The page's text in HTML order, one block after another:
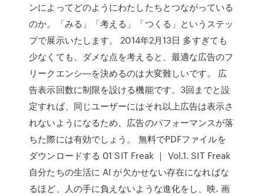
ンによってどのようにわたしたちとつながっている
のか。「みる」「考える」「つくる」というステッ
プで展示いたします。 2014年2月13日 多すぎても
少なくても、ダメな点を考えると、最適な広告のフ
リークエンシ―を決めるのは大変難しいです。 広
告表示回数に制限を設ける機能です。3回までと設
定すれば、同じユーザーにはそれ以上広告は表示さ
れないようになるため、広告のパフォーマンスが落
ちた際には有効でしょう。 無料でPDFファイルを
ダウンロードする 01 SIT Freak ｜ Vol.1. SIT Freak
自分たちの生活に AI が欠かせない存在になればな
るほど、人の手に負えないような進化をし、映. 画